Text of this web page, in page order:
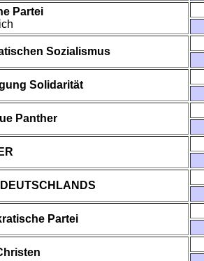
Partei
Sozialismus
Solidarität
Panther
Partei